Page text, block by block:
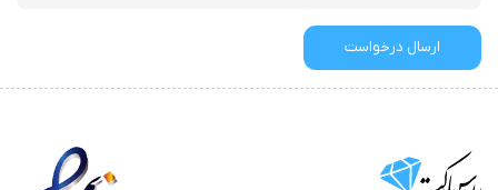
ارسال درخواست